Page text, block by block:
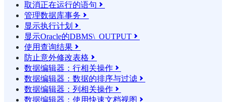
取消正在运行的语句 
管理数据库事务 
显示执行计划 
显示Oracle的DBMS\_OUTPUT 
使用查询结果 
防止意外修改表格 
数据编辑器：行相关操作 
数据编辑器：数据的排序与过滤 
数据编辑器：列相关操作 
数据编辑器：使用快速文档视图 